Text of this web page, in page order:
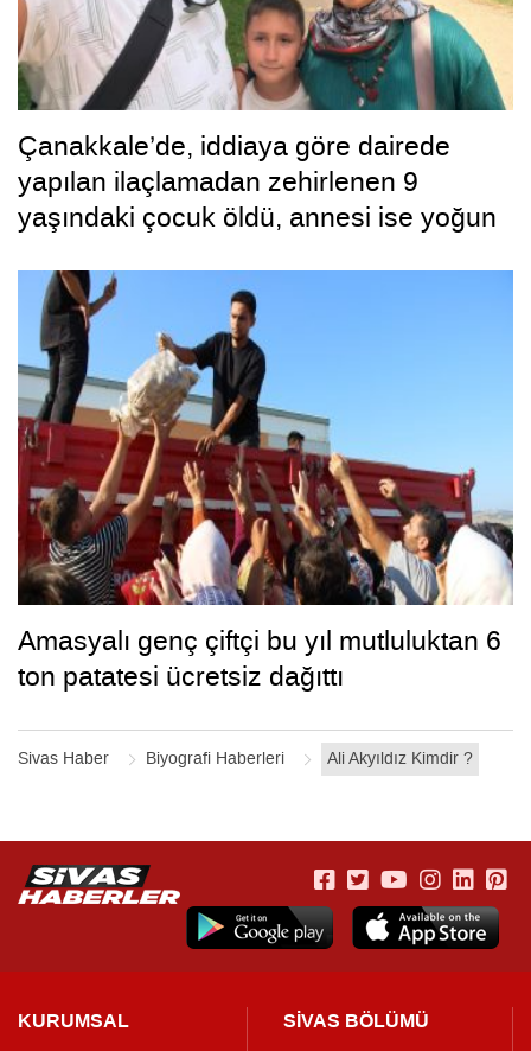
Sivas Haber Biyografi Haberleri Ali Akyıldız Kimdir ?
Çanakkale’de, iddiaya göre dairede
yapılan ilaçlamadan zehirlenen 9
yaşındaki çocuk öldü, annesi ise yoğun
Amasyalı genç çiftçi bu yıl mutluluktan 6
ton patatesi ücretsiz dağıttı
KURUMSAL SİVAS BÖLÜMÜ